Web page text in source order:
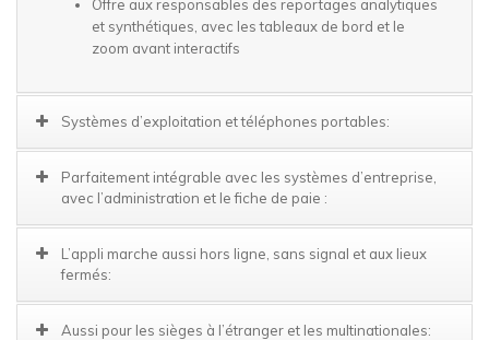
Offre aux responsables des reportages analytiques
et synthétiques, avec les tableaux de bord et le
zoom avant interactifs
Systèmes d’exploitation et téléphones portables:
Parfaitement intégrable avec les systèmes d’entreprise,
avec l’administration et le fiche de paie :
L’appli marche aussi hors ligne, sans signal et aux lieux
fermés:
Aussi pour les sièges à l’étranger et les multinationales: